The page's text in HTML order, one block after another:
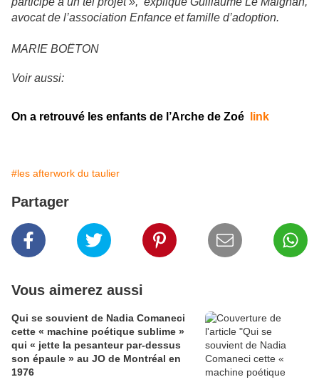
avocat de l’association Enfance et famille d’adoption.
MARIE BOËTON
Voir aussi:
On a retrouvé les enfants de l’Arche de Zoé link
#les afterwork du taulier
Partager
Vous aimerez aussi
Qui se souvient de Nadia Comaneci
cette « machine poétique sublime »
qui « jette la pesanteur par-dessus
son épaule » au JO de Montréal en
1976